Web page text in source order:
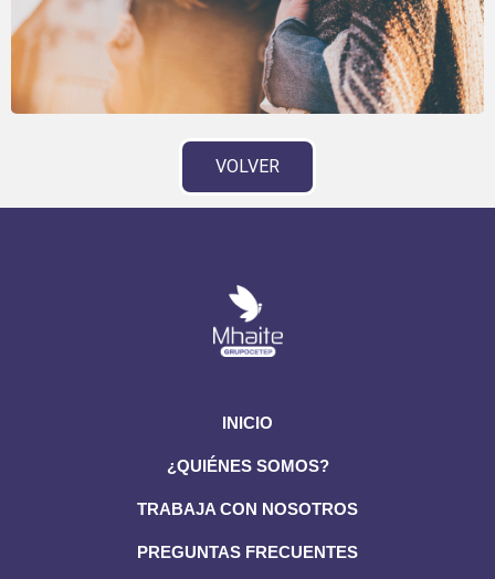
VOLVER
INICIO
¿QUIÉNES SOMOS?
TRABAJA CON NOSOTROS
PREGUNTAS FRECUENTES